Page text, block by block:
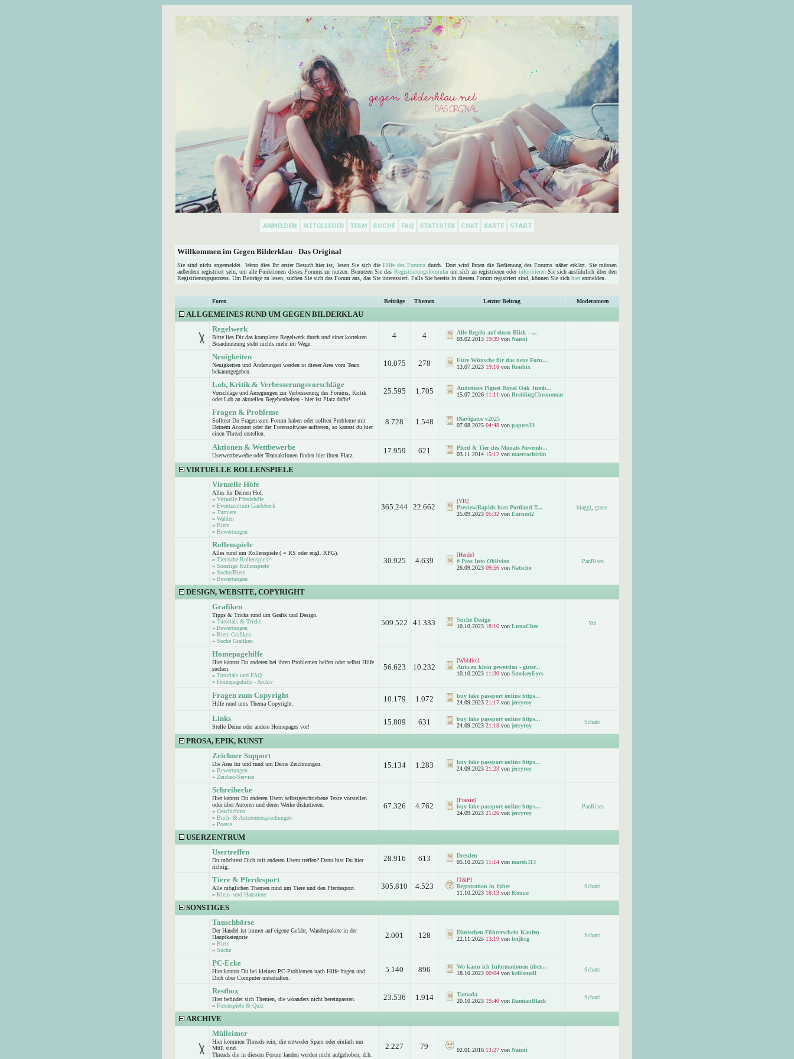
Willkommen im Gegen Bilderklau - Das Original
Sie sind nicht angemeldet. Wenn dies Ihr erster Besuch hier ist, lesen Sie sich dieHilfe des Forums durch. Dort wird Ihnen die Bedienung des Forums näher erklärt. Sie müssen
außerdem registriert sein, um alle Funktionen dieses Forums zu nutzen. Benutzen Sie das Registrierungsformularum sich zu registrieren oder informierenSie sich ausführlich über den
Registrierungsprozess. Um Beiträge zu lesen, suchen Sie sich das Forum aus, das Sie interessiert. Falls Sie bereits in diesem Forum registriert sind, können Sie sich hieranmelden.
Foren Beiträge Themen Letzter Beitrag Moderatoren
ALLGEMEINES RUND UM GEGEN BILDERKLAU
Regelwerk
Bitte lies Dir das komplette Regelwerk durch und einer korrekten
Boardnutzung steht nichts mehr im Wege.
4 4
Alle Regeln auf einen Blick - ...
03.02.2013 19:39 von Nanni
Neuigkeiten
Neuigkeiten und Änderungen werden in dieser Area vom Team
bekanntgegeben.
10.075 278
Eure Wünsche für das neue Foru...
13.07.2023 19:18 von Ronhix
Lob, Kritik & Verbesserungsvorschläge
Vorschläge und Anregungen zur Verbesserung des Forums, Kritik
oder Lob an aktuellen Begebenheiten - hier ist Platz dafür!
25.595 1.705
Audemars Piguet Royal Oak Jumb...
15.07.2026 11:11 von BreitlingChronomat
Fragen & Probleme
Solltest Du Fragen zum Forum haben oder sollten Probleme mit
Deinem Account oder der Forensoftware auftreten, so kannst du hier
einen Thread erstellen.
8.728 1.548
tNavigator v2025
07.08.2025 04:48 von papers33
Aktionen & Wettbewerbe
Userwettbewerbe oder Teamaktionen finden hier ihren Platz.
17.959 621
Pferd & Tier des Monats Novemb...
03.11.2014 15:12 von maerrochirim
VIRTUELLE ROLLENSPIELE
Virtuelle Höfe
Alles für Deinen Hof.
» Virtuelle Pferdehöfe
» Eventzentrum Gardebeck
» Turniere
» Wahlen
» Biete
» Bewertungen
365.244 22.662
[VH]
Preview|Rapids host Portland T...
25.09.2023 05:32 von Earnest2
biaggi grace.
Rollenspiele
Alles rund um Rollenspiele ( = RS oder engl. RPG).
» Tierische Rollenspiele
» Sonstige Rollenspiele
» Suche/Biete
» Bewertungen
30.925 4.639
[Herde]
# Pass Into Oblivion
26.09.2023 09:56 von Natscho
PanRises
DESIGN, WEBSITE, COPYRIGHT
Grafiken
Tipps & Tricks rund um Grafik und Design.
» Tutorials & Tricks
» Bewertungen
» Biete Grafiken
» Suche Grafiken
509.522 41.333
Suche Design
10.10.2023 18:16 von LunaChee Yvi
Homepagehilfe
Hier kannst Du anderen bei ihren Problemen helfen oder selbst Hilfe
suchen.
» Tutorials und FAQ
» Homepagehilfe - Archiv
56.623 10.232
[Wbblite]
Auto zu klein geworden - guter...
10.10.2023 11:30 von SmokeyEyes
Fragen zum Copyright
Hilfe rund ums Thema Copyright.
10.179 1.072
buy fake passport online https...
24.09.2023 21:17 von jerryroy
Links
Stelle Deine oder andere Homepages vor!
15.809 631
buy fake passport online https...
24.09.2023 21:18 von jerryroy
Schatti
PROSA, EPIK, KUNST
Zeichner Support
Die Area für und rund um Deine Zeichnungen.
» Bewertungen
» Zeichen-Service
15.134 1.283
buy fake passport online https...
24.09.2023 21:23 von jerryroy
Schreibecke
Hier kannst Du anderen Usern selbstgeschriebene Texte vorstellen
oder über Autoren und deren Werke diskutieren.
» Geschichten
» Buch- & Autorenbesprechungen
» Poesie
67.326 4.762
[Poesie]
buy fake passport online https...
24.09.2023 21:26 von jerryroy
PanRises
USERZENTRUM
Usertreffen
Du möchtest Dich mit anderen Usern treffen? Dann bist Du hier
richtig.
28.916 613
Dresden
05.10.2023 11:14 von marek113
Tiere & Pferdesport
Alle möglichen Themen rund um Tiere und den Pferdesport.
» Klein- und Haustiere
305.810 4.523
[T&P]
Registration in 1xbet
11.10.2023 18:13 von Komar
Schatti
SONSTIGES
Tauschbörse
Der Handel ist immer auf eigene Gefahr, Wanderpakete in der
Hauptkategorie
» Biete
» Suche
2.001 128
Dänischen Führerschein Kaufen
22.11.2025 13:19 von bnjhcg
Schatti
PC-Ecke
Hier kannst Du bei kleinen PC-Problemen nach Hilfe fragen und
Dich über Computer unterhalten.
5.140 896
Wo kann ich Informationen über...
18.10.2023 00:04 von kellismall
Schatti
Restbox
Hier befindet sich Themen, die woanders nicht hereinpassen.
» Forenspiele & Quiz
23.536 1.914
Tamada
20.10.2023 19:40 von DamianBlack
Schatti
ARCHIVE
Mülleimer
Hier kommen Threads rein, die entweder Spam oder einfach nur
Müll sind.
Threads die in diesem Forum landen werden nicht aufgehoben, d.h.
2.227 79
-
02.01.2016 13:27 von Nanni